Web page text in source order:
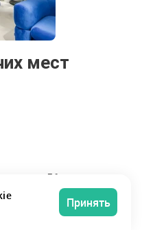
мест
56 м² в
в Волгограде.
команды от 19
Принять